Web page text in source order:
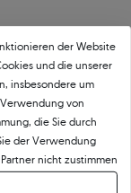
Gold
der Website
und die unserer
insbesondere um
von
die Sie durch
der Verwendung
nicht zustimmen
Sie Ihre